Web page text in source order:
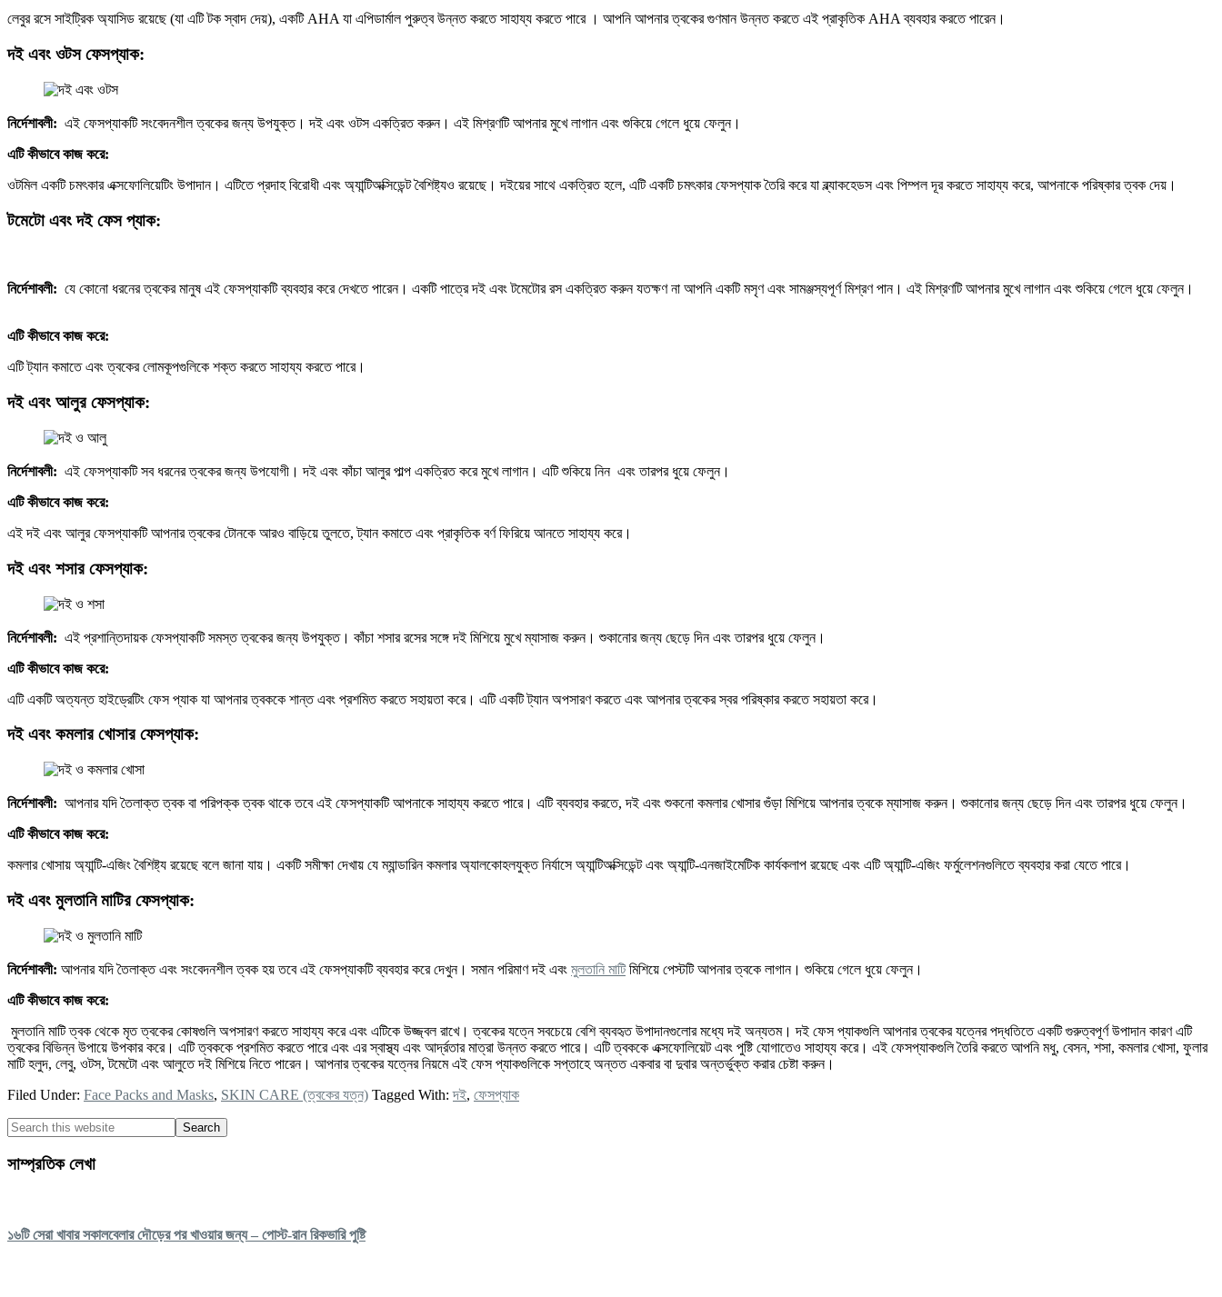
লেবুর রসে সাইট্রিক অ্যাসিড রয়েছে (যা এটি টক স্বাদ দেয়), একটি AHA যা এপিডার্মাল পুরুত্ব উন্নত করতে সাহায্য করতে পারে । আপনি আপনার ত্বকের গুণমান উন্নত করতে এই প্রাকৃতিক AHA ব্যবহার করতে পারেন।
দই এবং ওটস ফেসপ্যাক:
নির্দেশাবলী: এই ফেসপ্যাকটি সংবেদনশীল ত্বকের জন্য উপযুক্ত। দই এবং ওটস একত্রিত করুন। এই মিশ্রণটি আপনার মুখে লাগান এবং শুকিয়ে গেলে ধুয়ে ফেলুন।
এটি কীভাবে কাজ করে:
ওটমিল একটি চমৎকার এক্সফোলিয়েটিং উপাদান। এটিতে প্রদাহ বিরোধী এবং অ্যান্টিঅক্সিডেন্ট বৈশিষ্ট্যও রয়েছে। দইয়ের সাথে একত্রিত হলে, এটি একটি চমৎকার ফেসপ্যাক তৈরি করে যা ব্ল্যাকহেডস এবং পিম্পল দূর করতে সাহায্য করে, আপনাকে পরিষ্কার ত্বক দেয়।
টমেটো এবং দই ফেস প্যাক:
নির্দেশাবলী: যে কোনো ধরনের ত্বকের মানুষ এই ফেসপ্যাকটি ব্যবহার করে দেখতে পারেন। একটি পাত্রে দই এবং টমেটোর রস একত্রিত করুন যতক্ষণ না আপনি একটি মসৃণ এবং সামঞ্জস্যপূর্ণ মিশ্রণ পান। এই মিশ্রণটি আপনার মুখে লাগান এবং শুকিয়ে গেলে ধুয়ে ফেলুন।
এটি কীভাবে কাজ করে:
এটি ট্যান কমাতে এবং ত্বকের লোমকূপগুলিকে শক্ত করতে সাহায্য করতে পারে।
দই এবং আলুর ফেসপ্যাক:
নির্দেশাবলী: এই ফেসপ্যাকটি সব ধরনের ত্বকের জন্য উপযোগী। দই এবং কাঁচা আলুর পাল্প একত্রিত করে মুখে লাগান। এটি শুকিয়ে নিন এবং তারপর ধুয়ে ফেলুন।
এটি কীভাবে কাজ করে:
এই দই এবং আলুর ফেসপ্যাকটি আপনার ত্বকের টোনকে আরও বাড়িয়ে তুলতে, ট্যান কমাতে এবং প্রাকৃতিক বর্ণ ফিরিয়ে আনতে সাহায্য করে।
দই এবং শসার ফেসপ্যাক:
নির্দেশাবলী: এই প্রশান্তিদায়ক ফেসপ্যাকটি সমস্ত ত্বকের জন্য উপযুক্ত। কাঁচা শসার রসের সঙ্গে দই মিশিয়ে মুখে ম্যাসাজ করুন। শুকানোর জন্য ছেড়ে দিন এবং তারপর ধুয়ে ফেলুন।
এটি কীভাবে কাজ করে:
এটি একটি অত্যন্ত হাইড্রেটিং ফেস প্যাক যা আপনার ত্বককে শান্ত এবং প্রশমিত করতে সহায়তা করে। এটি একটি ট্যান অপসারণ করতে এবং আপনার ত্বকের স্বর পরিষ্কার করতে সহায়তা করে।
দই এবং কমলার খোসার ফেসপ্যাক:
নির্দেশাবলী: আপনার যদি তৈলাক্ত ত্বক বা পরিপক্ক ত্বক থাকে তবে এই ফেসপ্যাকটি আপনাকে সাহায্য করতে পারে। এটি ব্যবহার করতে, দই এবং শুকনো কমলার খোসার গুঁড়া মিশিয়ে আপনার ত্বকে ম্যাসাজ করুন। শুকানোর জন্য ছেড়ে দিন এবং তারপর ধুয়ে ফেলুন।
এটি কীভাবে কাজ করে:
কমলার খোসায় অ্যান্টি-এজিং বৈশিষ্ট্য রয়েছে বলে জানা যায়। একটি সমীক্ষা দেখায় যে ম্যান্ডারিন কমলার অ্যালকোহলযুক্ত নির্যাসে অ্যান্টিঅক্সিডেন্ট এবং অ্যান্টি-এনজাইমেটিক কার্যকলাপ রয়েছে এবং এটি অ্যান্টি-এজিং ফর্মুলেশনগুলিতে ব্যবহার করা যেতে পারে।
দই এবং মুলতানি মাটির ফেসপ্যাক:
নির্দেশাবলী: আপনার যদি তৈলাক্ত এবং সংবেদনশীল ত্বক হয় তবে এই ফেসপ্যাকটি ব্যবহার করে দেখুন। সমান পরিমাণ দই এবং মুলতানি মাটিমিশিয়ে পেস্টটি আপনার ত্বকে লাগান। শুকিয়ে গেলে ধুয়ে ফেলুন।
এটি কীভাবে কাজ করে:
মুলতানি মাটি ত্বক থেকে মৃত ত্বকের কোষগুলি অপসারণ করতে সাহায্য করে এবং এটিকে উজ্জ্বল রাখে। ত্বকের যত্নে সবচেয়ে বেশি ব্যবহৃত উপাদানগুলোর মধ্যে দই অন্যতম। দই ফেস প্যাকগুলি আপনার ত্বকের যত্নের পদ্ধতিতে একটি গুরুত্বপূর্ণ উপাদান কারণ এটি
ত্বকের বিভিন্ন উপায়ে উপকার করে। এটি ত্বককে প্রশমিত করতে পারে এবং এর স্বাস্থ্য এবং আর্দ্রতার মাত্রা উন্নত করতে পারে। এটি ত্বককে এক্সফোলিয়েট এবং পুষ্টি যোগাতেও সাহায্য করে। এই ফেসপ্যাকগুলি তৈরি করতে আপনি মধু, বেসন, শসা, কমলার খোসা, ফুলার
মাটি হলুদ, লেবু, ওটস, টমেটো এবং আলুতে দই মিশিয়ে নিতে পারেন। আপনার ত্বকের যত্নের নিয়মে এই ফেস প্যাকগুলিকে সপ্তাহে অন্তত একবার বা দুবার অন্তর্ভুক্ত করার চেষ্টা করুন।
Filed Under: Face Packs and Masks, SKIN CARE (ত্বকের যত্ন) Tagged With:দই, ফেসপ্যাক
Primary
Sidebar
Search
this
website
সাম্প্রতিক লেখা
১৬টি সেরা খাবার সকালবেলার দৌড়ের পর খাওয়ার জন্য – পোস্ট-রান রিকভারি পুষ্টি